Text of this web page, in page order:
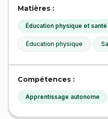
Matières :
Éducation physique et santé
Éducation physique
Compétences :
Apprentissage autonome